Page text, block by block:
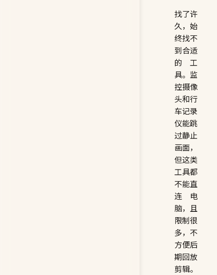
找了许
久，始
终找不
到合适
的工
具。监
控摄像
头和行
车记录
仪能跳
过静止
画面，
但这类
工具都
不能直
连电
脑，且
限制很
多，不
方便后
期回放
剪辑。